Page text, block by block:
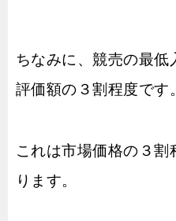
ちなみに、競売の最
評価額の３割程度です。
これは市場価格の３
ります。